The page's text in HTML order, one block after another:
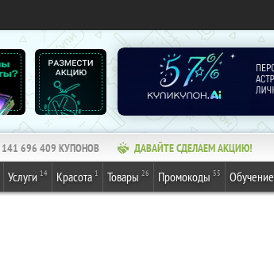
141 696 409 КУПОНОВ ДАВАЙТЕ СДЕЛАЕМ АКЦИЮ!
Услуги 14 Красота 1 Товары 26 Промокоды 55 Обучение